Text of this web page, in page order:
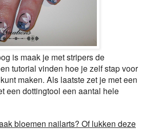
is maak je met stripers de
tutorial vinden hoe je zelf stap voor
maken. Als laatste zet je met een
een dottingtool een aantal hele
bloemen nailarts? Of lukken deze